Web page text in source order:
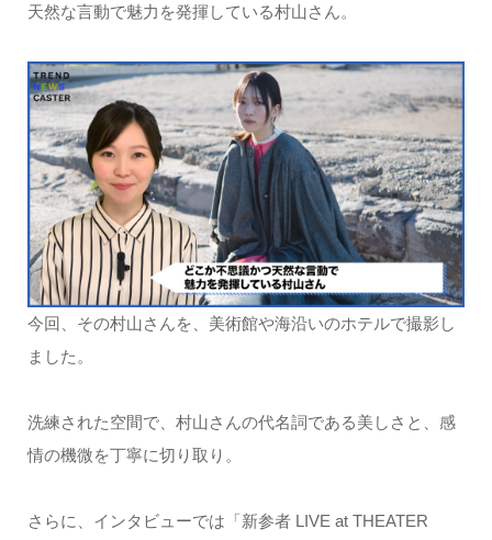
天然な言動で魅力を発揮している村山さん。
今回、その村山さんを、美術館や海沿いのホテルで撮影し
ました。
洗練された空間で、村山さんの代名詞である美しさと、感
情の機微を丁寧に切り取り。
さらに、インタビューでは「新参者 LIVE at THEATER